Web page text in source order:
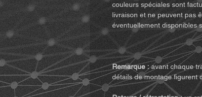
couleurs spéciales sont
livraison et ne peuvent pas
éventuellement disponibles
Remarque :avant chaque
détails de montage figurent